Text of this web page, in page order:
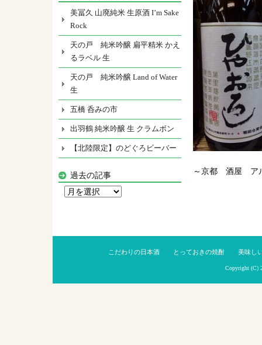
～京都 酒屋 ア
美冨久 山廃純米 生原酒 I’m Sake
Rock
天の戸 純米吟醸 扁平精米 かえ
るラベル 生
天の戸 純米吟醸 Land of Water
生
五橋 呑みの市
出羽鶴 純米吟醸 生 クラムボン
【北陸限定】のどぐろビーバー
過去の記事
こだわりの日本酒 とっておきの焼酎 美味し
Copyright (C)